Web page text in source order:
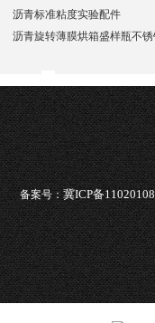
沥青标准粘度实验配件
沥青旋转薄膜烘箱盛样瓶不
备案号：冀ICP备